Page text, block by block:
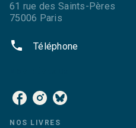
61 rue des Saints-Pères
75006 Paris
phone Téléphone
NOS LIVRES